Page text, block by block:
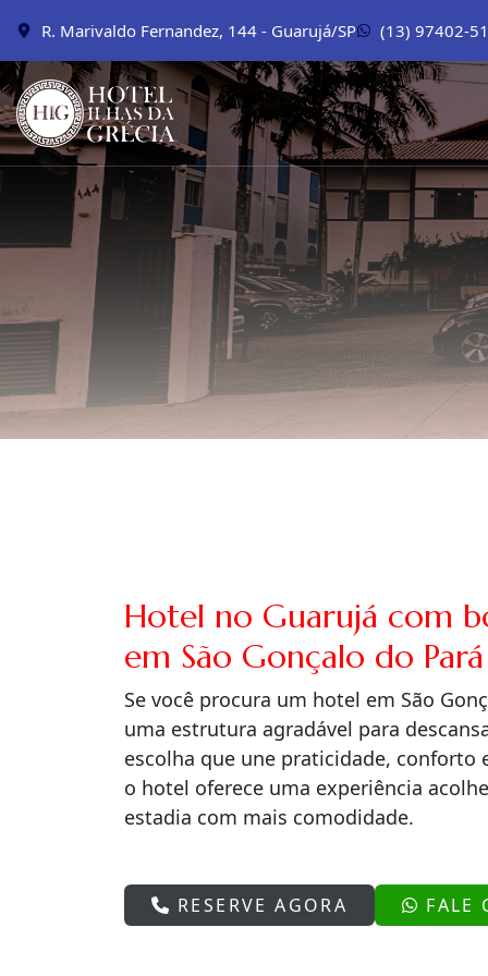
R. Marivaldo Fernandez, 144 - Guarujá/SP (13) 97402-
Hotel no Guarujá com
em São Gonçalo do Pará
Se você procura um hotel em São
uma estrutura agradável para
escolha que une praticidade, conforto
o hotel oferece uma experiência
estadia com mais comodidade.
RESERVE AGORA FALE